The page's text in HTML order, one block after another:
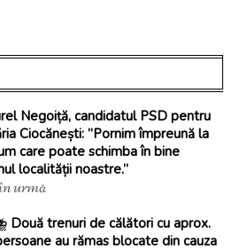
Negoiță, candidatul PSD pentru
Ciocănești: ”Pornim împreună la
care poate schimba în bine
localității noastre.”
urmă
trenuri de călători cu aprox.
au rămas blocate din cauza